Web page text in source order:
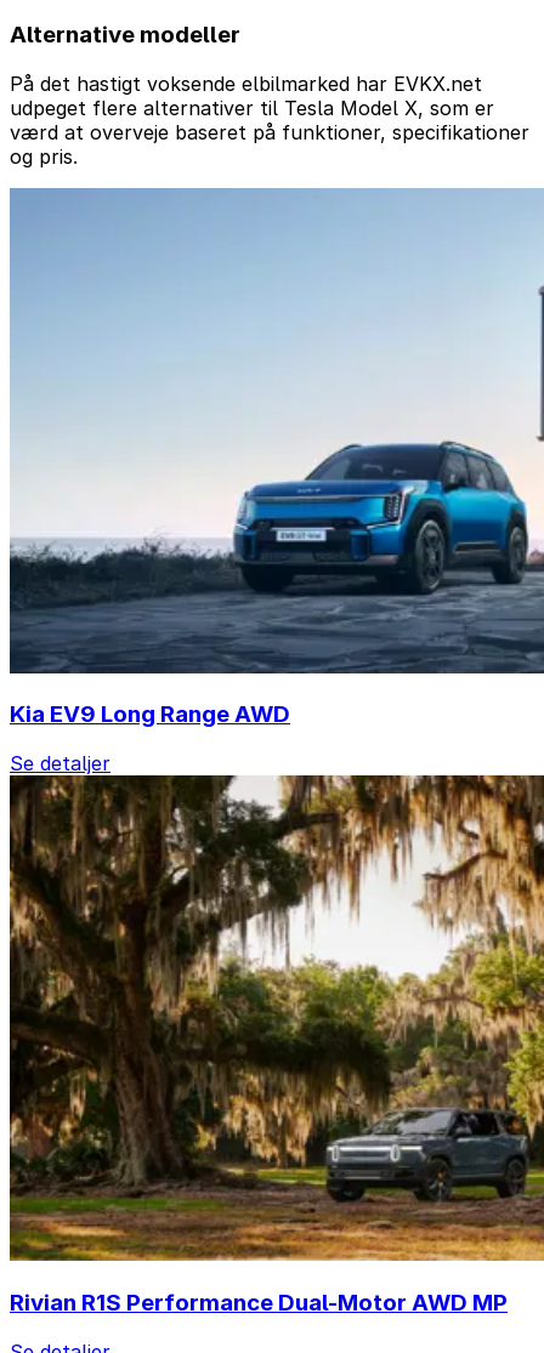
Alternative modeller
På det hastigt voksende elbilmarked har EVKX.net
udpeget flere alternativer til Tesla Model X, som er
værd at overveje baseret på funktioner, specifikationer
og pris.
Kia EV9 Long Range AWD
Se detaljer
Rivian R1S Performance Dual-Motor AWD MP